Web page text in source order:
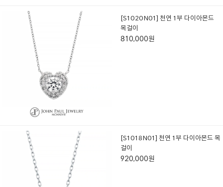
[S1020N01] 천연 1부 다이아몬드
목걸이
810,000원
[S1018N01] 천연 1부 다이아몬드 목
걸이
920,000원